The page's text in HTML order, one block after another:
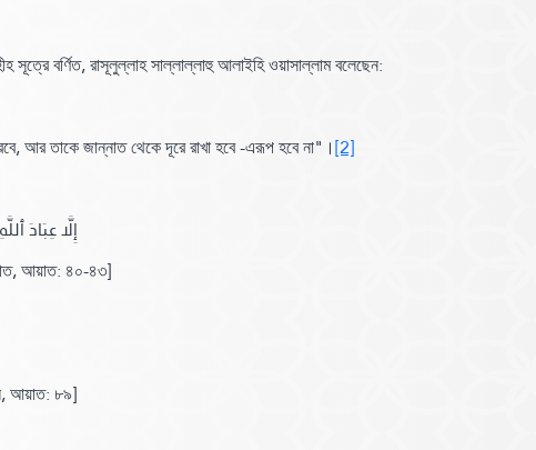
সূত্রে বর্ণিত,রাসূলুল্লাহ সাল্লাল্লাহু আলাইহি ওয়াসাল্লাম বলেছেন:
আর তাকে জান্নাত থেকে দূরে রাখা হবে -এরূপ হবে না" ।[2]
﴿ إِلَّا عِبَادَ ٱللَّهِ ٱلۡمُخۡلَصِينَ ٤٠ أُوْلَٰٓئِكَ
আয়াত: ৪০-৪৩]
আয়াত:৮৯]